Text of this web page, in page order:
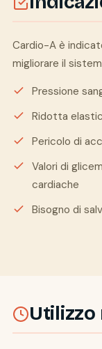
Cardio-A è
migliorare il
Pressione
Ridotta
Pericolo di
Valori di
cardiache
Bisogno di